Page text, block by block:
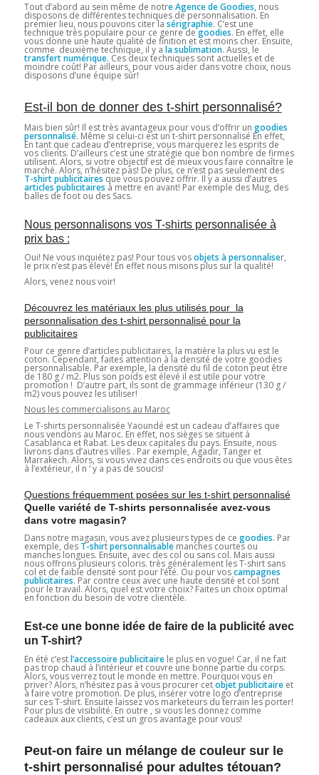
Tout d’abord au sein même de notre Agence de Goodies,nous
disposons de différentes techniques de personnalisation. En
premier lieu, nous pouvons citer la sérigraphie. C’est une
technique très populaire pour ce genre degoodies. En effet, elle
vous donne une haute qualité de finition et est moins cher. Ensuite,
comme deuxième technique, il y a la sublimation. Aussi, le
transfert numérique. Ces deux techniques sont actuelles et de
moindre coût! Par ailleurs, pour vous aider dans votre choix, nous
disposons d’une équipe sûr!
Est-il bon de donner des t-shirt personnalisé?
Mais bien sûr! Il est très avantageux pour vous d’offrir un goodies
personnalisé. Même si celui-ci est un t-shirt personnalisé En effet,
En tant que cadeau d’entreprise, vous marquerez les esprits de
vos clients. D’ailleurs c’est une stratégie que bon nombre de firmes
utilisent. Alors, si votre objectif est de mieux vous faire connaître le
marché. Alors, n’hésitez pas! De plus, ce n’est pas seulement des
T-shirt publicitaires que vous pouvez offrir. Il y a aussi d’autres
articles publicitaires à mettre en avant! Par exemple des Mug, des
balles de foot ou des Sacs.
Nous personnalisons vos T-shirts personnalisée à
prix bas :
Oui! Ne vous inquiétez pas! Pour tous vosobjets à personnaliser,
le prix n’est pas élevé! En effet nous misons plus sur la qualité!
Alors, venez nous voir!
Découvrez les matériaux les plus utilisés pour la
personnalisation des t-shirt personnalisé pour la
publicitaires
Pour ce genre d’articles publicitaires, la matière la plus vu est le
coton. Cependant, faites attention à la densité de votre goodies
personnalisable. Par exemple, la densité du fil de coton peut être
de 180 g / m2. Plus son poids est élevé il est utile pour votre
promotion ! D’autre part, ils sont de grammage inférieur (130 g /
m2) vous pouvez les utiliser!
Nous les commercialisons au Maroc
Le T-shirts personnalisée Yaoundé est un cadeau d’affaires que
nous vendons au Maroc. En effet, nos sièges se situent à
Casablanca et Rabat. Les deux capitales du pays. Ensuite, nous
livrons dans d’autres villes . Par exemple, Agadir, Tanger et
Marrakech. Alors, si vous vivez dans ces endroits ou que vous êtes
à l’extérieur, il n ‘ y a pas de soucis!
Questions fréquemment posées sur les t-shirt personnalisé
Quelle variété de T-shirts personnalisée avez-vous
dans votre magasin?
Dans notre magasin, vous avez plusieurs types de ce goodies. Par
exemple, des T-shirtpersonnalisablemanches courtes ou
manches longues. Ensuite, avec des col ou sans col. Mais aussi
nous offrons plusieurs coloris. très généralement les T-shirt sans
col et de faible densité sont pour l’été. Ou pour voscampagnes
publicitaires. Par contre ceux avec une haute densité et col sont
pour le travail. Alors, quel est votre choix? Faites un choix optimal
en fonction du besoin de votre clientèle.
Est-ce une bonne idée de faire de la publicité avec
un T-shirt?
En été c’estl’accessoire publicitairele plus en vogue! Car, il ne fait
pas trop chaud à l’intérieur et couvre une bonne partie du corps.
Alors, vous verrez tout le monde en mettre. Pourquoi vous en
priver? Alors, n’hésitez pas à vous procurer cetobjet publicitaireet
à faire votre promotion. De plus, insérer votre logo d’entreprise
sur ces T-shirt. Ensuite laissez vos marketeurs du terrain les porter!
Pour plus de visibilité. En outre , si vous les donnez comme
cadeaux aux clients, c’est un gros avantage pour vous!
Peut-on faire un mélange de couleur sur le
t-shirt personnalisé pour adultes tétouan?